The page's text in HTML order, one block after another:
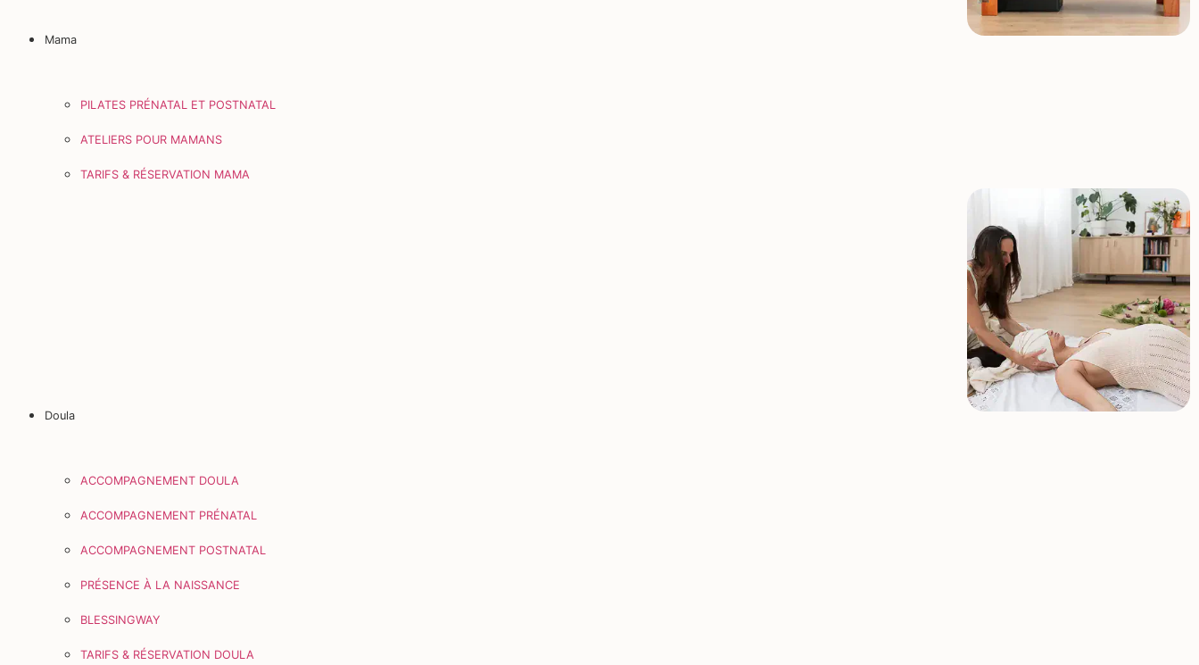
Mama
PILATES PRÉNATAL ET POSTNATAL
ATELIERS POUR MAMANS
TARIFS & RÉSERVATION MAMA
Doula
ACCOMPAGNEMENT DOULA
ACCOMPAGNEMENT PRÉNATAL
ACCOMPAGNEMENT POSTNATAL
PRÉSENCE À LA NAISSANCE
BLESSINGWAY
TARIFS & RÉSERVATION DOULA